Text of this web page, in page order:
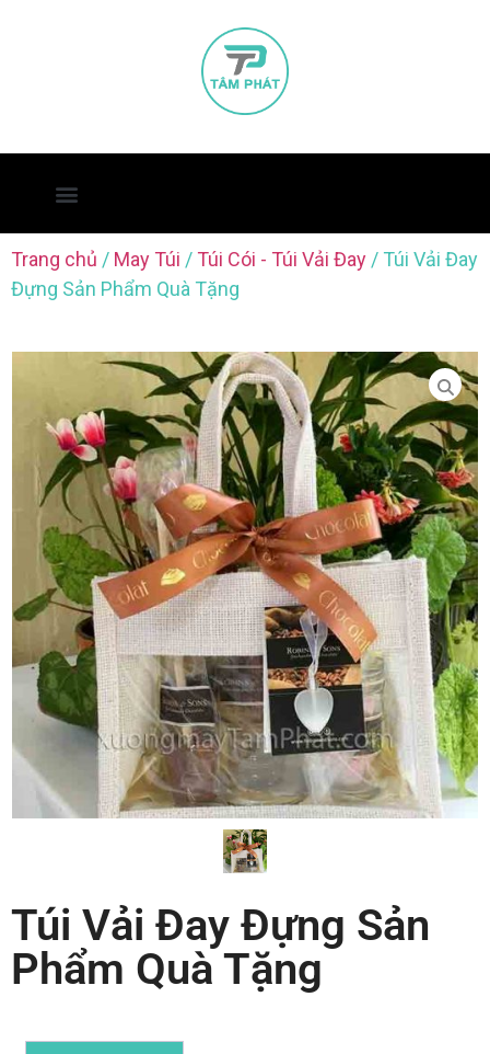
Trang chủ / May Túi / Túi Cói - Túi Vải Đay / Túi Vải Đay
Đựng Sản Phẩm Quà Tặng
Túi Vải Đay Đựng Sản
Phẩm Quà Tặng